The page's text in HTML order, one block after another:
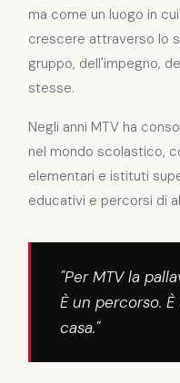
ma come un luogo in
crescere attraverso lo
gruppo, dell'impegno,
stesse.
Negli anni MTV ha
nel mondo scolastico,
elementari e istituti
educativi e percorsi di
"Per MTV la
È un percorso.
casa."